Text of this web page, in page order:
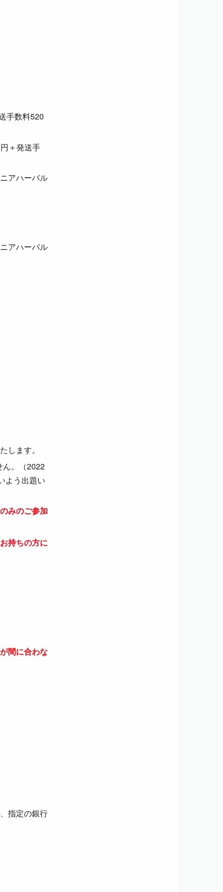
手数料520
＋発送手
アハーバル
アハーバル
します。
ん。（2022
よう出題い
みのご参加
持ちの方に
間に合わな
指定の銀行